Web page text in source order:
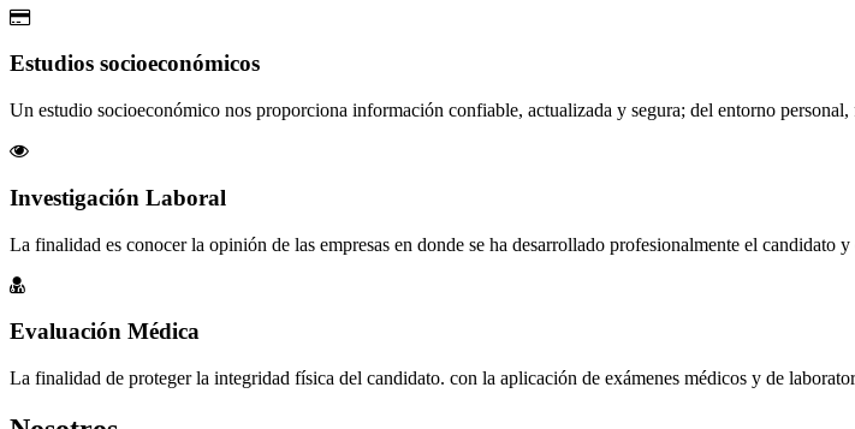
Estudios socioeconómicos
Un estudio socioeconómico nos proporciona información confiable, actualizada y segura; del entorno
Investigación Laboral
La finalidad es conocer la opinión de las empresas en donde se ha desarrollado profesionalmente el candidato
Evaluación Médica
La finalidad de proteger la integridad física del candidato. con la aplicación de exámenes médicos y de